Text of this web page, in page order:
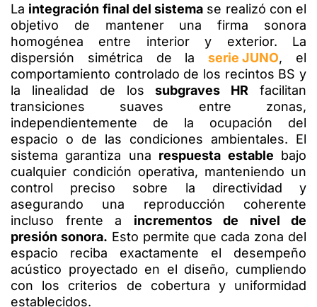
La integración final del sistema se realizó con el
objetivo de mantener una firma sonora
homogénea entre interior y exterior. La
dispersión simétrica de laserie JUNO, el
comportamiento controlado de los recintos BS y
la linealidad de los subgraves HR facilitan
transiciones suaves entre zonas,
independientemente de la ocupación del
espacio o de las condiciones ambientales. El
sistema garantiza una respuesta estable bajo
cualquier condición operativa, manteniendo un
control preciso sobre la directividad y
asegurando una reproducción coherente
incluso frente a incrementos de nivel de
presión sonora. Esto permite que cada zona del
espacio reciba exactamente el desempeño
acústico proyectado en el diseño, cumpliendo
con los criterios de cobertura y uniformidad
establecidos.